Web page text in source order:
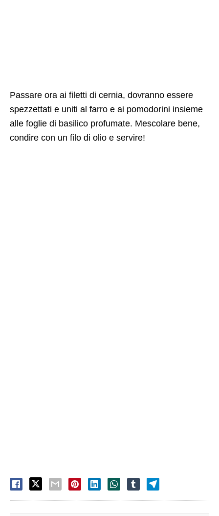
Passare ora ai filetti di cernia, dovranno essere
spezzettati e uniti al farro e ai pomodorini insieme
alle foglie di basilico profumate. Mescolare bene,
condire con un filo di olio e servire!